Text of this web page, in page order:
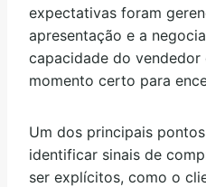
expectativas foram
apresentação e a
capacidade do vendedor
momento certo para
Um dos principais
identificar sinais de
ser explícitos, como o